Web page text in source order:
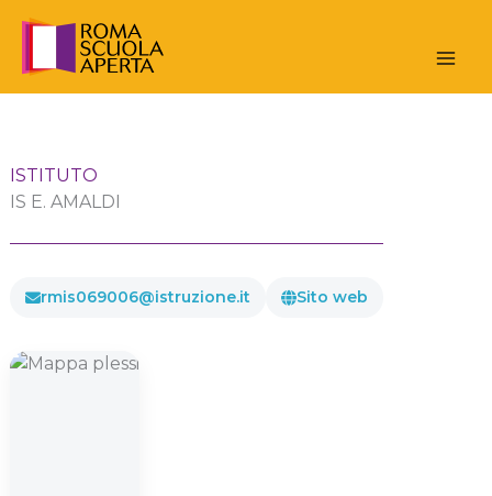
contenuto
ISTITUTO
IS E. AMALDI
rmis069006@istruzione.it Sito web